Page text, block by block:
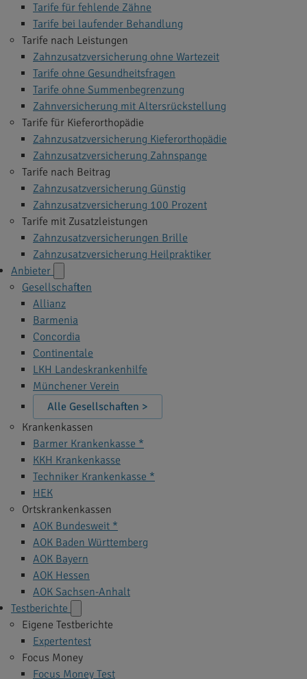
Tarife für fehlende Zähne
Tarife bei laufender Behandlung
Tarife nach Leistungen
Zahnzusatzversicherung ohne Wartezeit
Tarife ohne Gesundheitsfragen
Tarife ohne Summenbegrenzung
Zahnversicherung mit Altersrückstellung
Tarife für Kieferorthopädie
Zahnzusatzversicherung Kieferorthopädie
Zahnzusatzversicherung Zahnspange
Tarife nach Beitrag
Zahnzusatzversicherung Günstig
Zahnzusatzversicherung 100 Prozent
Tarife mit Zusatzleistungen
Zahnzusatzversicherungen Brille
Zahnzusatzversicherung Heilpraktiker
Anbieter
Gesellschaften
Allianz
Barmenia
Concordia
Continentale
LKH Landeskrankenhilfe
Münchener Verein
Alle Gesellschaften >
Krankenkassen
Barmer Krankenkasse *
KKH Krankenkasse
Techniker Krankenkasse *
HEK
Ortskrankenkassen
AOK Bundesweit *
AOK Baden Württemberg
AOK Bayern
AOK Hessen
AOK Sachsen-Anhalt
Testberichte
Eigene Testberichte
Expertentest
Focus Money
Focus Money Test